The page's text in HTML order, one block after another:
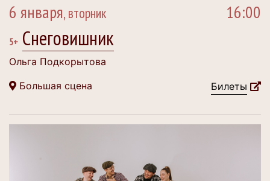
6 января, вторник 16:00
5+ Снеговишник
Ольга Подкорытова
Большая сцена
Билеты